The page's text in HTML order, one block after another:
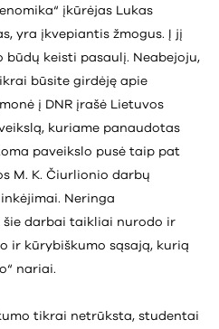
įkūrėjas Lukas
yra įkvepiantis žmogus. Į jį
keisti pasaulį. Neabejoju,
būsite girdėję apie
į DNR įrašė Lietuvos
kuriame panaudotas
paveikslo pusė taip pat
M. K. Čiurlionio darbų
Neringa
šie darbai taikliai nurodo ir
ir kūrybiškumo sąsają, kurią
nariai.
tikrai netrūksta, studentai